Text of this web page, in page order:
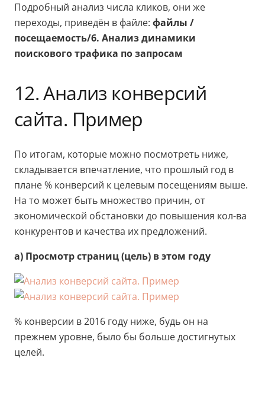
Подробный анализ числа кликов, они же
переходы, приведён в файле: файлы /
посещаемость/6. Анализ динамики
поискового трафика по запросам
12. Анализ конверсий
сайта. Пример
По итогам, которые можно посмотреть ниже,
складывается впечатление, что прошлый год в
плане % конверсий к целевым посещениям выше.
На то может быть множество причин, от
экономической обстановки до повышения кол-ва
конкурентов и качества их предложений.
а) Просмотр страниц (цель) в этом году
% конверсии в 2016 году ниже, будь он на
прежнем уровне, было бы больше достигнутых
целей.